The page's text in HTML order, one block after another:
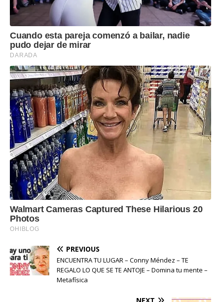
PREVIOUS
ENCUENTRA TU LUGAR – Conny Méndez – TE
REGALO LO QUE SE TE ANTOJE – Domina tu mente –
Metafísica